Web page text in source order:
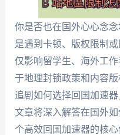
你是否也在国外心心念
是遇到卡顿、版权限制
仅影响留学生、海外工
于地理封锁政策和内容
追剧如何选择回国加速
文章将深入解答在国外
个高效回国加速器的核